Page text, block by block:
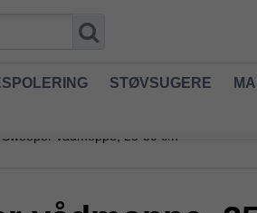
STØVSUGERE
vådmoppe, 25-30 cm